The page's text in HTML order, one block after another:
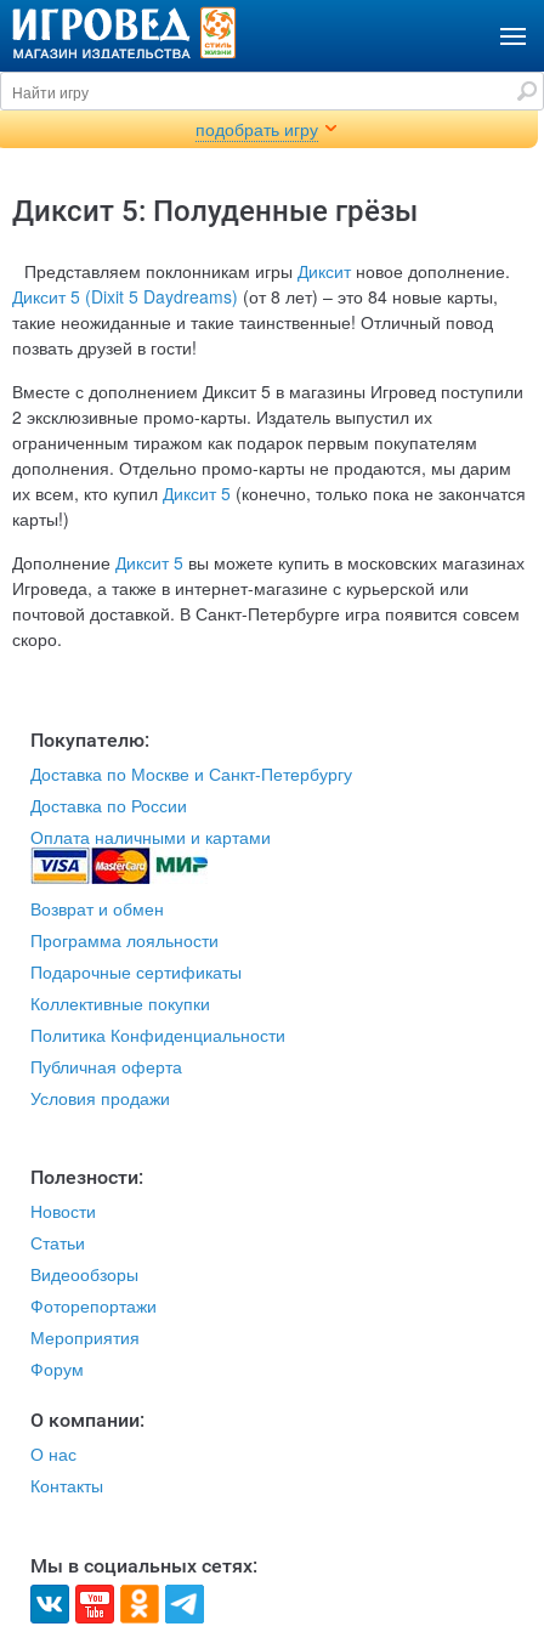
подобрать игру
Диксит 5: Полуденные грёзы
Представляем поклонникам игры Дикситновое дополнение.
Диксит 5 (Dixit 5 Daydreams) (от 8 лет) – это 84 новые карты,
такие неожиданные и такие таинственные! Отличный повод
позвать друзей в гости!
Вместе с дополнением Диксит 5 в магазины Игровед поступили
2 эксклюзивные промо-карты. Издатель выпустил их
ограниченным тиражом как подарок первым покупателям
дополнения. Отдельно промо-карты не продаются, мы дарим
их всем, кто купил Диксит 5 (конечно, только пока не закончатся
карты!)
Дополнение Диксит 5 вы можете купить в московских магазинах
Игроведа, а также в интернет-магазине с курьерской или
почтовой доставкой. В Санкт-Петербурге игра появится совсем
скоро.
Покупателю:
Доставка по Москве и Санкт-Петербургу
Доставка по России
Оплата наличными и картами
Возврат и обмен
Программа лояльности
Подарочные сертификаты
Коллективные покупки
Политика Конфиденциальности
Публичная оферта
Условия продажи
Полезности:
Новости
Статьи
Видеообзоры
Фоторепортажи
Мероприятия
Форум
O компании:
О нас
Контакты
Мы в социальных сетях: